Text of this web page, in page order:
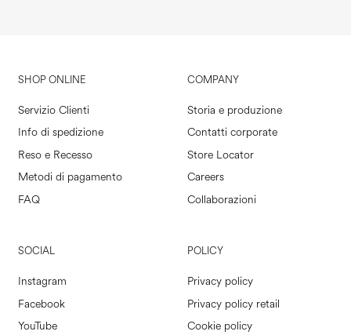
SHOP ONLINE
Servizio Clienti
Info di spedizione
Reso e Recesso
Metodi di pagamento
FAQ
COMPANY
Storia e produzione
Contatti corporate
Store Locator
Careers
Collaborazioni
SOCIAL
Instagram
Facebook
YouTube
POLICY
Privacy policy
Privacy policy retail
Cookie policy